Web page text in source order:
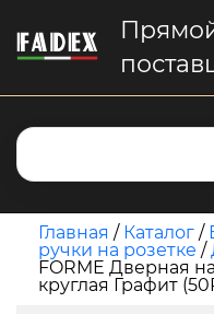
Главная / Каталог /
ручки на розетке /
FORME Дверная
круглая Графит